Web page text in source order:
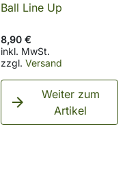
Ball Line Up
8,90 €
inkl. MwSt.
zzgl. Versand

Weiter zum
Artikel